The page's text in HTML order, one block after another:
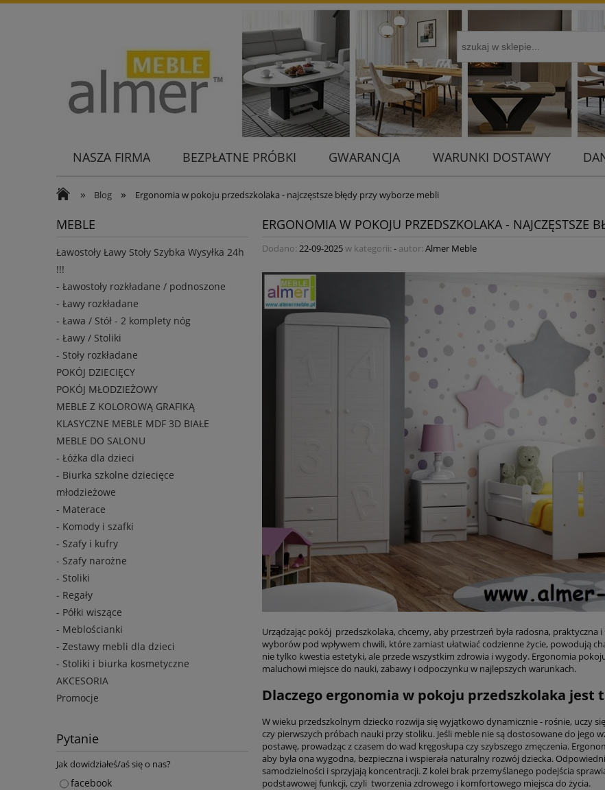
NASZA FIRMA BEZPŁATNE PRÓBKI GWARANCJA WARUNKI DOSTAWY
» Blog » Ergonomia w pokoju przedszkolaka - najczęstsze błędy przy wyborze mebli
MEBLE
Ławostoły Ławy Stoły Szybka Wysyłka 24h
!!!
- Ławostoły rozkładane / podnoszone
- Ławy rozkładane
- Ława / Stół - 2 komplety nóg
- Ławy / Stoliki
- Stoły rozkładane
POKÓJ DZIECIĘCY
POKÓJ MŁODZIEŻOWY
MEBLE Z KOLOROWĄ GRAFIKĄ
KLASYCZNE MEBLE MDF 3D BIAŁE
MEBLE DO SALONU
- Łóżka dla dzieci
- Biurka szkolne dziecięce
młodzieżowe
- Materace
- Komody i szafki
- Szafy i kufry
- Szafy narożne
- Stoliki
- Regały
- Półki wiszące
- Meblościanki
- Zestawy mebli dla dzieci
- Stoliki i biurka kosmetyczne
AKCESORIA
Promocje
Pytanie
Jak dowidziałeś/aś się o nas?
facebook
ERGONOMIA W POKOJU PRZEDSZKOLAKA - NAJCZĘSTSZE
Dodano: 22-09-2025w kategorii: - autor: Almer Meble
Urządzając pokój przedszkolaka, chcemy, aby przestrzeń była radosna, praktyczna
wyborów pod wpływem chwili, które zamiast ułatwiać codzienne życie, powodują
nie tylko kwestia estetyki, ale przede wszystkim zdrowia i wygody. Ergonomia
maluchowi miejsce do nauki, zabawy i odpoczynku w najlepszych warunkach.
Dlaczego ergonomia w pokoju przedszkolaka jest
W wieku przedszkolnym dziecko rozwija się wyjątkowo dynamicznie - rośnie, uczy
czy pierwszych próbach nauki przy stoliku. Jeśli meble nie są dostosowane do jego
postawę, prowadząc z czasem do wad kręgosłupa czy szybszego zmęczenia.
aby była ona wygodna, bezpieczna i wspierała naturalny rozwój dziecka.
samodzielności i sprzyjają koncentracji. Z kolei brak przemyślanego podejścia
podstawowej funkcji, czyli tworzenia zdrowego i komfortowego miejsca do życia.